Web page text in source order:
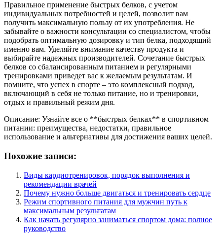
Правильное применение быстрых белков, с учетом
индивидуальных потребностей и целей, позволит вам
получить максимальную пользу от их употребления. Не
забывайте о важности консультации со специалистом, чтобы
подобрать оптимальную дозировку и тип белка, подходящий
именно вам. Уделяйте внимание качеству продукта и
выбирайте надежных производителей. Сочетание быстрых
белков со сбалансированным питанием и регулярными
тренировками приведет вас к желаемым результатам. И
помните, что успех в спорте – это комплексный подход,
включающий в себя не только питание, но и тренировки,
отдых и правильный режим дня.
Описание: Узнайте все о **быстрых белках** в спортивном
питании: преимущества, недостатки, правильное
использование и альтернативы для достижения ваших целей.
Похожие записи:
Виды кардиотренировок, порядок выполнения и
рекомендации врачей
Почему нужно больше двигаться и тренировать сердце
Режим спортивного питания для мужчин путь к
максимальным результатам
Как начать регулярно заниматься спортом дома: полное
руководство